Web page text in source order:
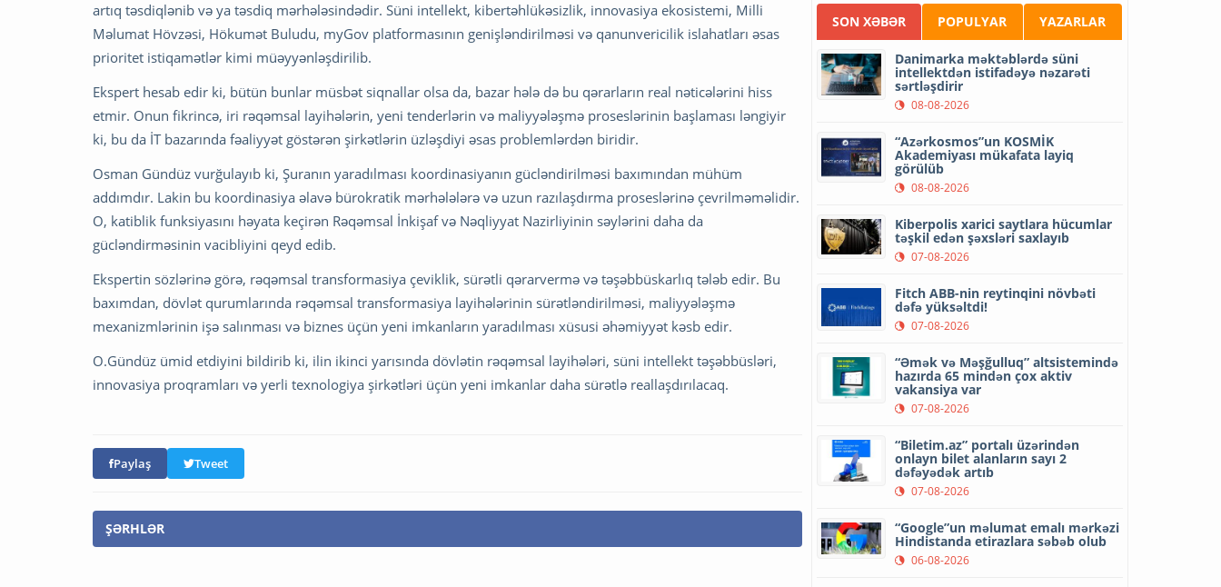
artıq təsdiqlənib və ya təsdiq mərhələsindədir. Süni intellekt, kibertəhlükəsizlik, innovasiya ekosistemi, Milli
Məlumat Hövzəsi, Hökumət Buludu, myGov platformasının genişləndirilməsi və qanunvericilik islahatları əsas
prioritet istiqamətlər kimi müəyyənləşdirilib.
Ekspert hesab edir ki, bütün bunlar müsbət siqnallar olsa da, bazar hələ də bu qərarların real nəticələrini hiss
etmir. Onun fikrincə, iri rəqəmsal layihələrin, yeni tenderlərin və maliyyələşmə proseslərinin başlaması ləngiyir
ki, bu da İT bazarında fəaliyyət göstərən şirkətlərin üzləşdiyi əsas problemlərdən biridir.
Osman Gündüz vurğulayıb ki, Şuranın yaradılması koordinasiyanın gücləndirilməsi baxımından mühüm
addımdır. Lakin bu koordinasiya əlavə bürokratik mərhələlərə və uzun razılaşdırma proseslərinə çevrilməməlidir.
O, katiblik funksiyasını həyata keçirən Rəqəmsal İnkişaf və Nəqliyyat Nazirliyinin səylərini daha da
gücləndirməsinin vacibliyini qeyd edib.
Ekspertin sözlərinə görə, rəqəmsal transformasiya çeviklik, sürətli qərarvermə və təşəbbüskarlıq tələb edir. Bu
baxımdan, dövlət qurumlarında rəqəmsal transformasiya layihələrinin sürətləndirilməsi, maliyyələşmə
mexanizmlərinin işə salınması və biznes üçün yeni imkanların yaradılması xüsusi əhəmiyyət kəsb edir.
O.Gündüz ümid etdiyini bildirib ki, ilin ikinci yarısında dövlətin rəqəmsal layihələri, süni intellekt təşəbbüsləri,
innovasiya proqramları və yerli texnologiya şirkətləri üçün yeni imkanlar daha sürətlə reallaşdırılacaq.
Paylaş Tweet
ŞƏRHLƏR
SON XƏBƏR POPULYAR YAZARLAR
Danimarka məktəblərdə süni
intellektdən istifadəyə nəzarəti
sərtləşdirir
08-08-2026
“Azərkosmos”un KOSMİK
Akademiyası mükafata layiq
görülüb
08-08-2026
Kiberpolis xarici saytlara hücumlar
təşkil edən şəxsləri saxlayıb
07-08-2026
Fitch ABB-nin reytinqini növbəti
dəfə yüksəltdi!
07-08-2026
“Əmək və Məşğulluq” altsistemində
hazırda 65 mindən çox aktiv
vakansiya var
07-08-2026
“Biletim.az” portalı üzərindən
onlayn bilet alanların sayı 2
dəfəyədək artıb
07-08-2026
“Google”un məlumat emalı mərkəzi
Hindistanda etirazlara səbəb olub
06-08-2026